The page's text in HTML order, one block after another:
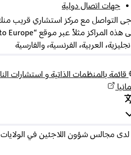
جهات اتصال دولية
التواصل مع مركز استشاري قريب منك
العربية، الفرنسية، والفارسية
بالمنظمات الذاتية و استشارات
مجالس شؤون اللاجئين في الولايات